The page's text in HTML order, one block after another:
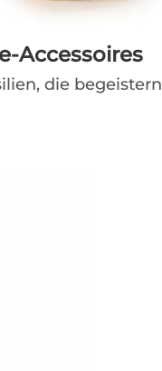
Accessoires
die begeistern